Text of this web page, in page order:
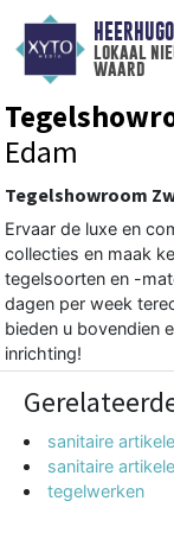
lokaal
waard
Edam
Tegelshowroom
Ervaar de luxe en
collecties en maak
tegelsoorten en -
dagen per week
bieden u bovendien
inrichting!
sanitaire
sanitaire
tegelwerken